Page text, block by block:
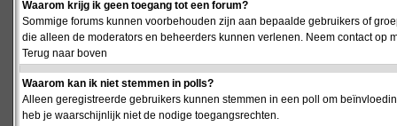
Waarom krijg ik geen toegang tot een forum?
Sommige forums kunnen voorbehouden zijn aan bepaalde gebruikers of
die alleen de moderators en beheerders kunnen verlenen. Neem contact op
Terug naar boven
Waarom kan ik niet stemmen in polls?
Alleen geregistreerde gebruikers kunnen stemmen in een poll om
heb je waarschijnlijk niet de nodige toegangsrechten.